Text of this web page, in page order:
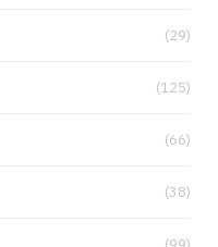
(29)
(125)
(66)
(38)